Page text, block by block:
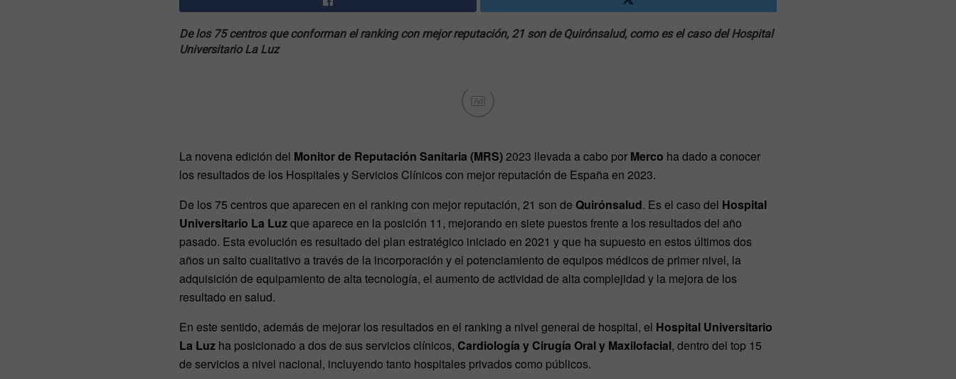
De los 75 centros que conforman el ranking con mejor reputación, 21 son de Quirónsalud, como es el caso del Hospital
Universitario La Luz
Ad
La novena edición del Monitor de Reputación Sanitaria (MRS)2023 llevada a cabo por Merco ha dado a conocer
los resultados de los Hospitales y Servicios Clínicos con mejor reputación de España en 2023.
De los 75 centros que aparecen en el ranking con mejor reputación, 21 son de Quirónsalud. Es el caso del Hospital
Universitario La Luzque aparece en la posición 11, mejorando en siete puestos frente a los resultados del año
pasado. Esta evolución es resultado del plan estratégico iniciado en 2021 y que ha supuesto en estos últimos dos
años un salto cualitativo a través de la incorporación y el potenciamiento de equipos médicos de primer nivel, la
adquisición de equipamiento de alta tecnología, el aumento de actividad de alta complejidad y la mejora de los
resultado en salud.
En este sentido, además de mejorar los resultados en el ranking a nivel general de hospital, el Hospital Universitario
La Luz ha posicionado a dos de sus servicios clínicos, Cardiología y Cirugía Oral y Maxilofacial, dentro del top 15
de servicios a nivel nacional, incluyendo tanto hospitales privados como públicos.